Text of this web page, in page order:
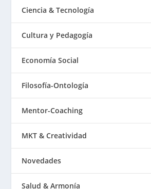
Ciencia & Tecnología
Cultura y Pedagogía
Economía Social
Filosofía-Ontología
Mentor-Coaching
MKT & Creatividad
Novedades
Salud & Armonía